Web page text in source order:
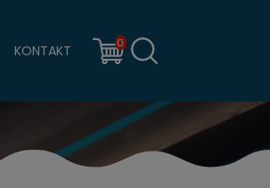
KONTAKT 0